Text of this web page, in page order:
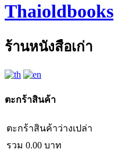
Thaioldbooks
ร้านหนังสือเก่า
ตะกร้าสินค้า
ตะกร้าสินค้าว่างเปล่า
รวม 0.00 บาท